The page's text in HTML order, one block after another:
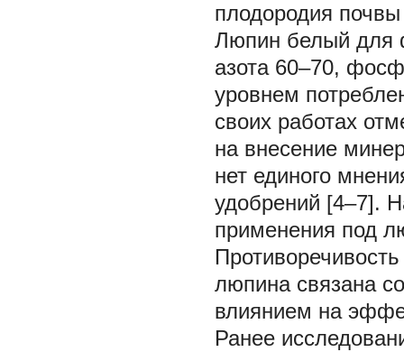
плодородия почвы
Люпин белый для
азота 60–70,
уровнем
своих работах
на внесение
нет единого
удобрений [4–7].
применения под
люпина связана
влиянием на
Ранее